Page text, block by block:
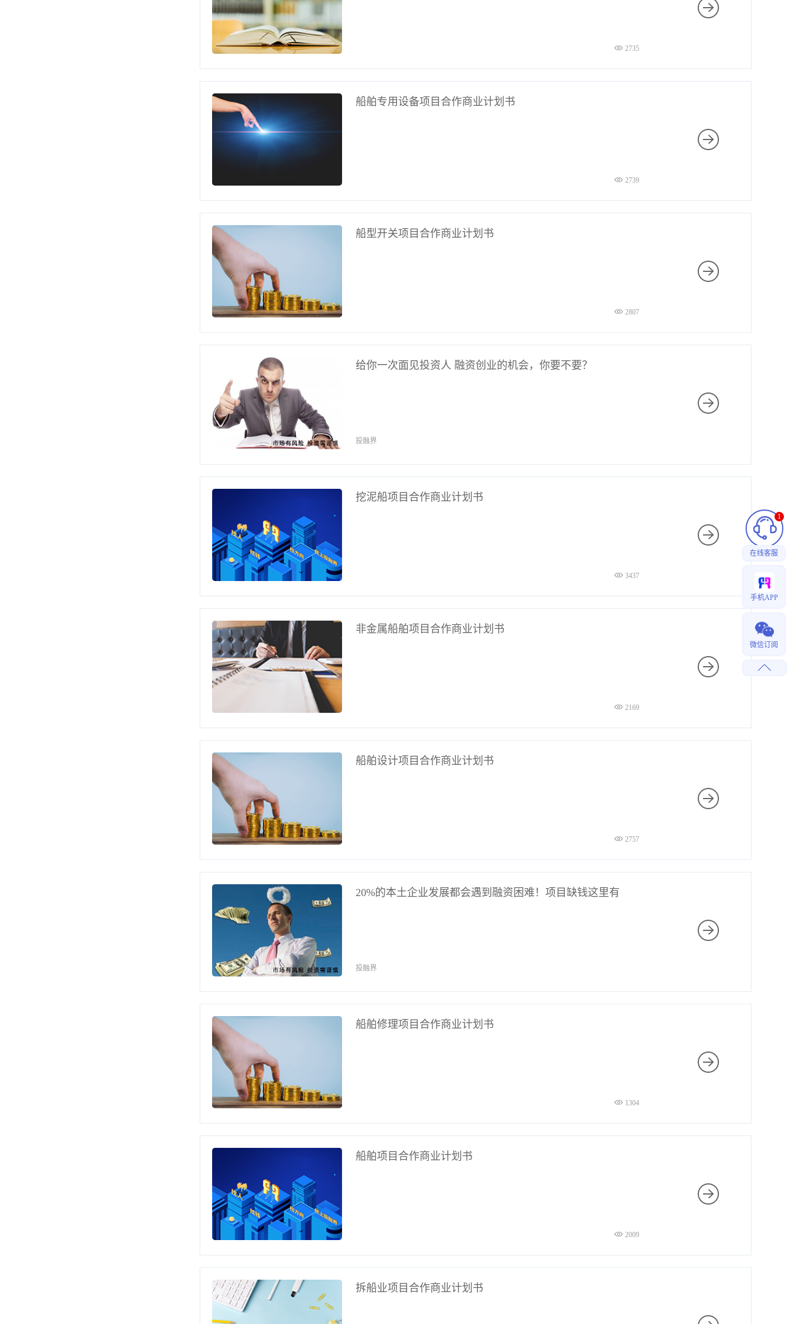
2735
船舶专用设备项目合作商业计划书
2739
船型开关项目合作商业计划书
2807
给你一次面见投资人 融资创业的机会，你要不要？
投融界
挖泥船项目合作商业计划书
3437
非金属船舶项目合作商业计划书
2169
船舶设计项目合作商业计划书
2757
20%的本土企业发展都会遇到融资困难！项目缺钱这里有
投融界
船舶修理项目合作商业计划书
1304
船舶项目合作商业计划书
2009
拆船业项目合作商业计划书
在线客服
1
手机APP
微信订阅